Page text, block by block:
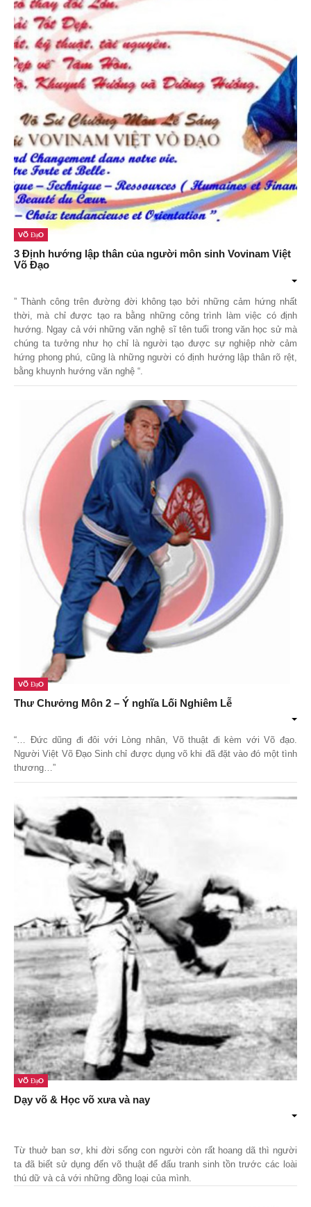
Võ Đạo
3 Định hướng lập thân của người môn sinh Vovinam Việt
Võ Đạo
” Thành công trên đường đời không tạo bởi những cảm hứng nhất
thời, mà chỉ được tạo ra bằng những công trình làm việc có định
hướng. Ngay cả với những văn nghệ sĩ tên tuổi trong văn học sử mà
chúng ta tưởng như họ chỉ là người tạo được sự nghiệp nhờ cảm
hứng phong phú, cũng là những người có định hướng lập thân rõ rệt,
bằng khuynh hướng văn nghệ “.
Võ Đạo
Thư Chưởng Môn 2 – Ý nghĩa Lối Nghiêm Lễ
“… Đức dũng đi đôi với Lòng nhân, Võ thuật đi kèm với Võ đạo.
Người Việt Võ Đạo Sinh chỉ được dụng võ khi đã đặt vào đó một tình
thương…”
Võ Đạo
Dạy võ & Học võ xưa và nay
Từ thuở ban sơ, khi đời sống con người còn rất hoang dã thì người
ta đã biết sử dụng đến võ thuật để đấu tranh sinh tồn trước các loài
thú dữ và cả với những đồng loại của mình.